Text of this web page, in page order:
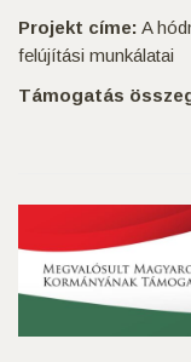
Projekt címe: A
felújítási munkálatai
Támogatás